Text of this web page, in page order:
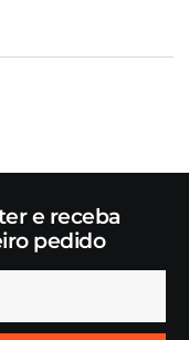
e receba
pedido